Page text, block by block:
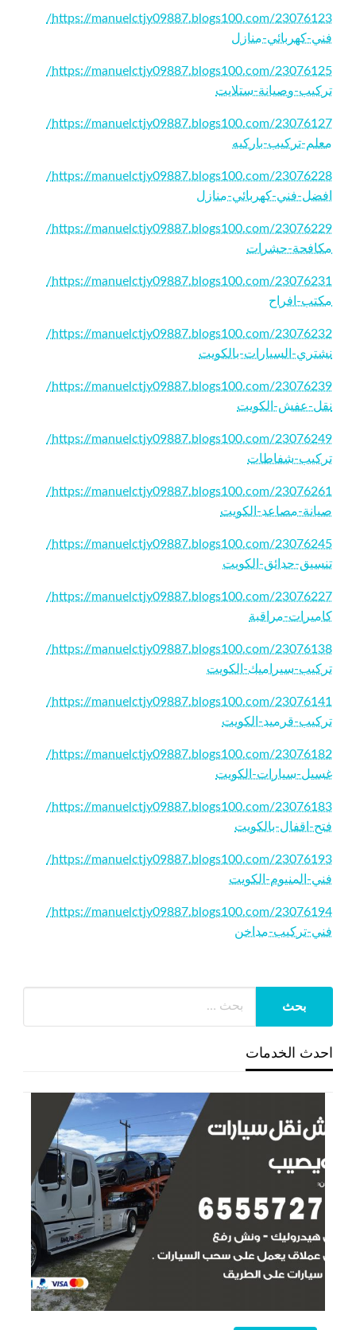
https://manuelctjy09887.blogs100.com/23076123/
فني-كهربائي-منازل
https://manuelctjy09887.blogs100.com/23076125/
تركيب-وصيانة-ستلايت
https://manuelctjy09887.blogs100.com/23076127/
معلم-تركيب-باركيه
https://manuelctjy09887.blogs100.com/23076228/
افضل-فني-كهربائي-منازل
https://manuelctjy09887.blogs100.com/23076229/
مكافحة-حشرات
https://manuelctjy09887.blogs100.com/23076231/
مكتب-افراح
https://manuelctjy09887.blogs100.com/23076232/
نشتري-السيارات-بالكويت
https://manuelctjy09887.blogs100.com/23076239/
نقل-عفش-الكويت
https://manuelctjy09887.blogs100.com/23076249/
تركيب-شفاطات
https://manuelctjy09887.blogs100.com/23076261/
صيانة-مصاعد-الكويت
https://manuelctjy09887.blogs100.com/23076245/
تنسيق-حدائق-الكويت
https://manuelctjy09887.blogs100.com/23076227/
كاميرات-مراقبة
https://manuelctjy09887.blogs100.com/23076138/
تركيب-سيراميك-الكويت
https://manuelctjy09887.blogs100.com/23076141/
تركيب-قرميد-الكويت
https://manuelctjy09887.blogs100.com/23076182/
غسيل-سيارات-الكويت
https://manuelctjy09887.blogs100.com/23076183/
فتح-اقفال-بالكويت
https://manuelctjy09887.blogs100.com/23076193/
فني-المنيوم-الكويت
https://manuelctjy09887.blogs100.com/23076194/
فني-تركيب-مداخن
احدث الخدمات